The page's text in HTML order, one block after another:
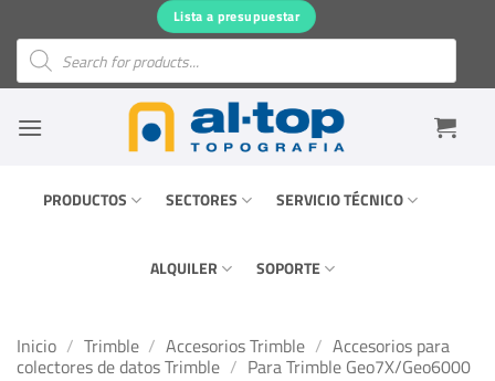
contenido
Lista a presupuestar
Búsqueda
productos
PRODUCTOS SECTORES SERVICIO TÉCNICO
ALQUILER SOPORTE
Inicio / Trimble / Accesorios Trimble / Accesorios para
colectores de datos Trimble / Para Trimble Geo7X/Geo6000